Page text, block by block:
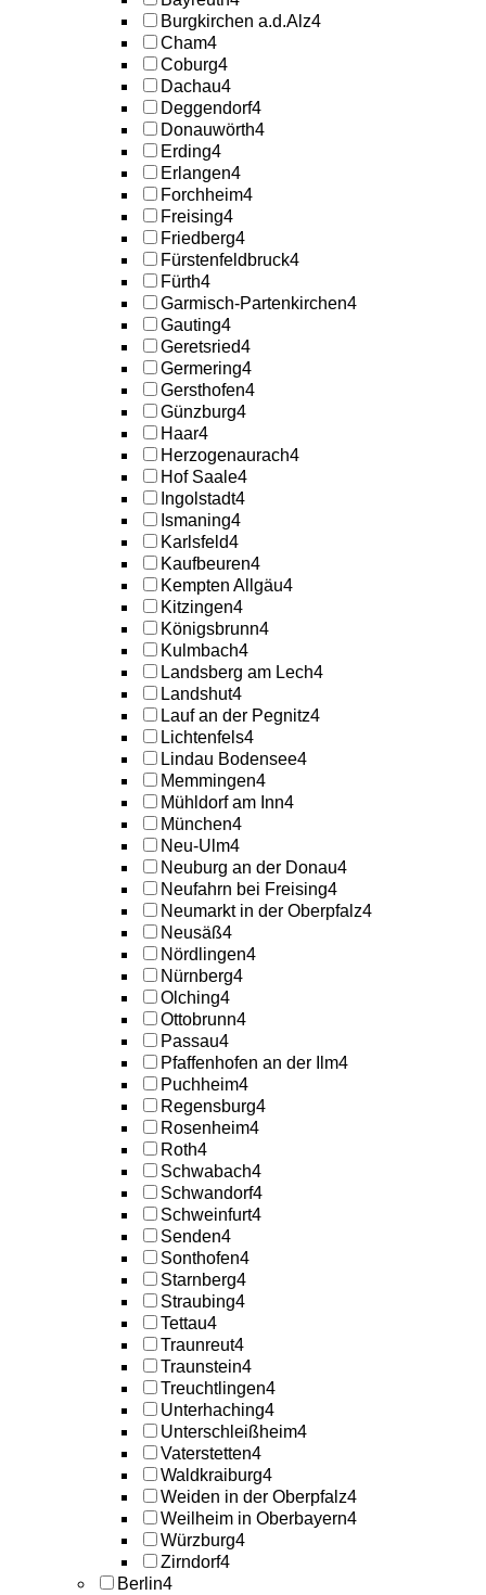
Burgkirchen a.d.Alz4
Cham4
Coburg4
Dachau4
Deggendorf4
Donauwörth4
Erding4
Erlangen4
Forchheim4
Freising4
Friedberg4
Fürstenfeldbruck4
Fürth4
Garmisch-Partenkirchen4
Gauting4
Geretsried4
Germering4
Gersthofen4
Günzburg4
Haar4
Herzogenaurach4
Hof Saale4
Ingolstadt4
Ismaning4
Karlsfeld4
Kaufbeuren4
Kempten Allgäu4
Kitzingen4
Königsbrunn4
Kulmbach4
Landsberg am Lech4
Landshut4
Lauf an der Pegnitz4
Lichtenfels4
Lindau Bodensee4
Memmingen4
Mühldorf am Inn4
München4
Neu-Ulm4
Neuburg an der Donau4
Neufahrn bei Freising4
Neumarkt in der Oberpfalz4
Neusäß4
Nördlingen4
Nürnberg4
Olching4
Ottobrunn4
Passau4
Pfaffenhofen an der Ilm4
Puchheim4
Regensburg4
Rosenheim4
Roth4
Schwabach4
Schwandorf4
Schweinfurt4
Senden4
Sonthofen4
Starnberg4
Straubing4
Tettau4
Traunreut4
Traunstein4
Treuchtlingen4
Unterhaching4
Unterschleißheim4
Vaterstetten4
Waldkraiburg4
Weiden in der Oberpfalz4
Weilheim in Oberbayern4
Würzburg4
Zirndorf4
Berlin4